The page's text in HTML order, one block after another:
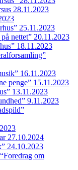
28.11.2023
25.11.2023
nettet” 20.11.2023
18.11.2023
16.11.2023
penge” 15.11.2023
13.11.2023
9.11.2023
27.10.2024
24.10.2023
om